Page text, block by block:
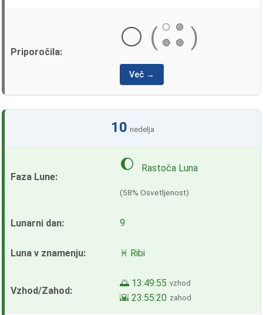
⚪ ( ⚪
🟢
🔴
🔴 )
Več →
10 nedelja
🌔 Rastoča Luna
(58% Osvetljenost)
9
♓ Ribi
🌅 13:49:55 vzhod
🌇 23:55:20 zahod